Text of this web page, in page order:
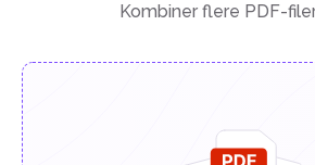
Kombiner flere PDF-